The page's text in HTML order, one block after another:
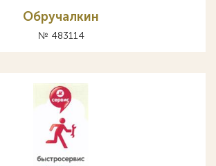
Обручалкин
№ 483114